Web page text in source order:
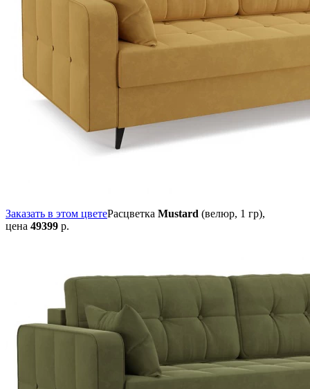
Заказать в этом цветеРасцветка Mustard (велюр, 1 гр),
цена 49399 р.